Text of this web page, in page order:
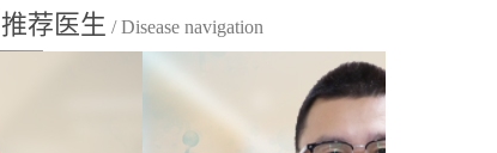
推荐医生 / Disease navigation